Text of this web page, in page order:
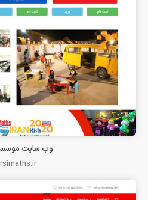
وب سایت